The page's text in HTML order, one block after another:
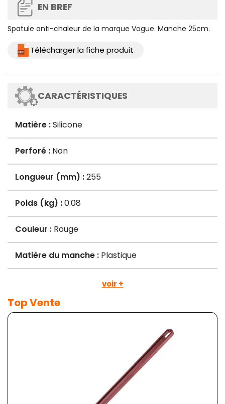
EN BREF
Spatule anti-chaleur de la marque Vogue. Manche 25cm.
Télécharger la fiche produit
CARACTÉRISTIQUES
Matière :Silicone
Perforé : Non
Longueur (mm) :255
Poids (kg) :0.08
Couleur : Rouge
Matière du manche : Plastique
voir +
Top Vente